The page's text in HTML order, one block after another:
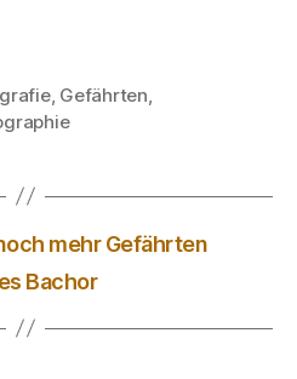
, Gefährten,
mehr Gefährten
Bachor